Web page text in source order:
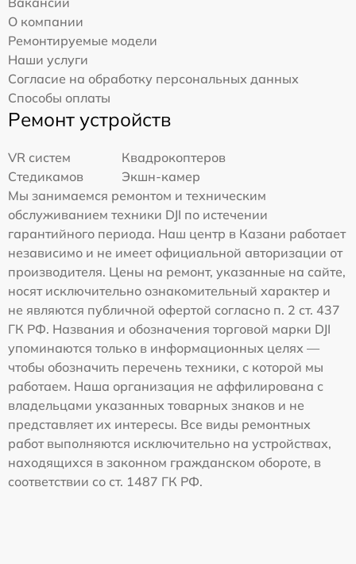
О компании
Ремонтируемые модели
Наши услуги
Согласие на обработку персональных данных
Способы оплаты
Ремонт устройств
VR систем
Квадрокоптеров
Стедикамов
Экшн-камер
Мы занимаемся ремонтом и техническим
обслуживанием техники DJI по истечении
гарантийного периода. Наш центр в Казани работает
независимо и не имеет официальной авторизации от
производителя. Цены на ремонт, указанные на сайте,
носят исключительно ознакомительный характер и
не являются публичной офертой согласно п. 2 ст. 437
ГК РФ. Названия и обозначения торговой марки DJI
упоминаются только в информационных целях —
чтобы обозначить перечень техники, с которой мы
работаем. Наша организация не аффилирована с
владельцами указанных товарных знаков и не
представляет их интересы. Все виды ремонтных
работ выполняются исключительно на устройствах,
находящихся в законном гражданском обороте, в
соответствии со ст. 1487 ГК РФ.